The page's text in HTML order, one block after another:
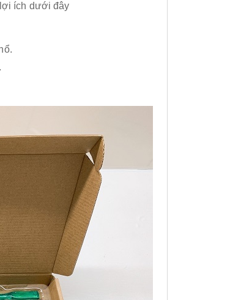
ích dưới đây